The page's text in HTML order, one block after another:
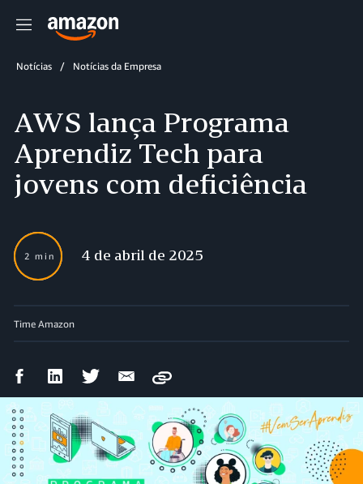
Menu
Notícias Notícias da Empresa
AWS lança Programa
Aprendiz Tech para
jovens com deficiência
2 min 4 de abril de 2025
Time Amazon
CompartilharCompartilhar
LinkedIn
Compartilhar
Twitter
Compartilhar
mail
Copy